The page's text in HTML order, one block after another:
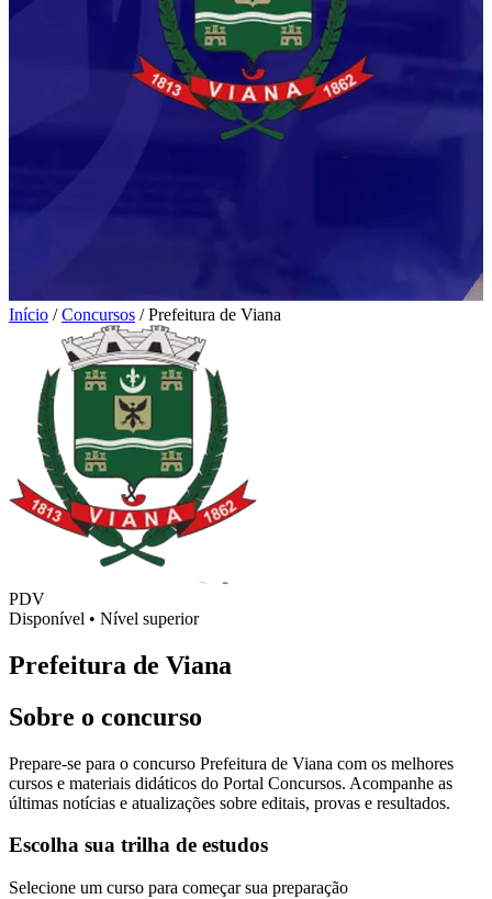
Início / Concursos / Prefeitura de Viana
PDV
Disponível • Nível superior
Prefeitura de Viana
Sobre o concurso
Prepare-se para o concurso Prefeitura de Viana com os melhores
cursos e materiais didáticos do Portal Concursos. Acompanhe as
últimas notícias e atualizações sobre editais, provas e resultados.
Escolha sua trilha de estudos
Selecione um curso para começar sua preparação